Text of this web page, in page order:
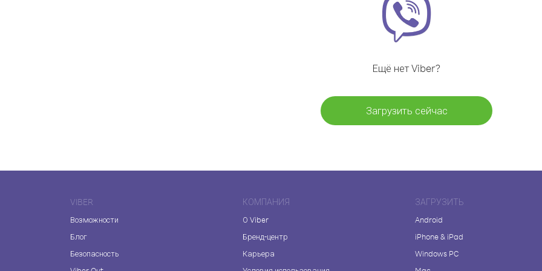
Ещё нет Viber?
Загрузить сейчас
VIBER
Возможности
Блог
Безопасность
КОМПАНИЯ
О Viber
Бренд-центр
Карьера
ЗАГРУЗИТЬ
Android
iPhone & iPad
Windows PC